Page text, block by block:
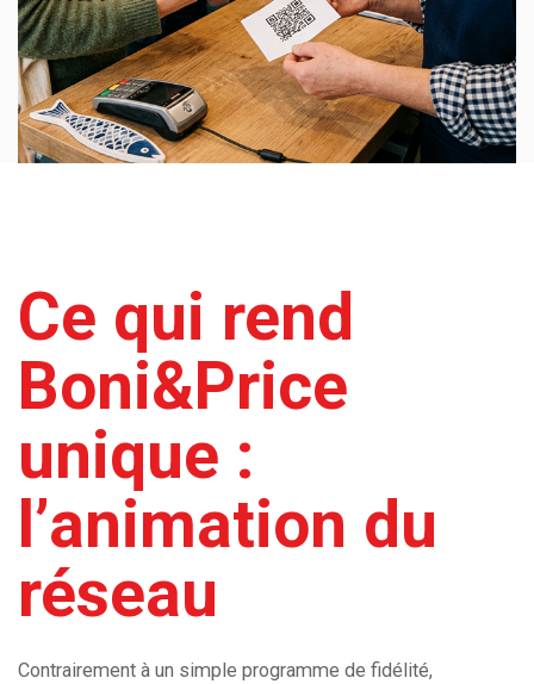
Ce qui rend
Boni&Price
unique :
l’animation du
réseau
Contrairement à un simple programme de fidélité,